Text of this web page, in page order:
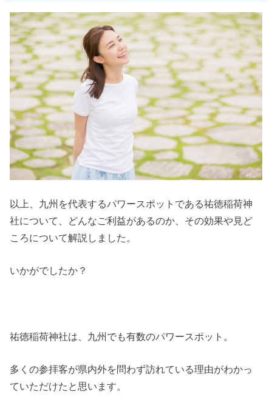
以上、九州を代表するパワースポットである祐徳稲荷神
社について、どんなご利益があるのか、その効果や見ど
ころについて解説しました。
いかがでしたか？
祐徳稲荷神社は、九州でも有数のパワースポット。
多くの参拝客が県内外を問わず訪れている理由がわかっ
ていただけたと思います。